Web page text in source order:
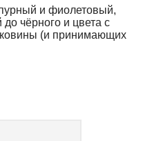
и фиолетовый,
чёрного и цвета с
(и принимающих